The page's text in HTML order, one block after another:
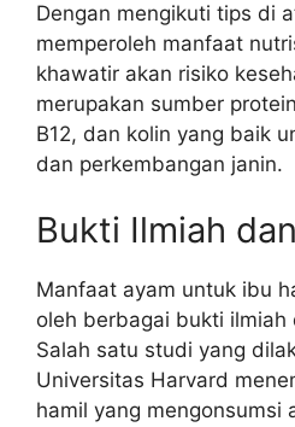
Dengan mengikuti tips di
memperoleh manfaat
khawatir akan risiko
merupakan sumber
B12, dan kolin yang baik
dan perkembangan janin.
Bukti Ilmiah
Manfaat ayam untuk ibu
oleh berbagai bukti ilmiah
Salah satu studi yang
Universitas Harvard
hamil yang mengonsumsi